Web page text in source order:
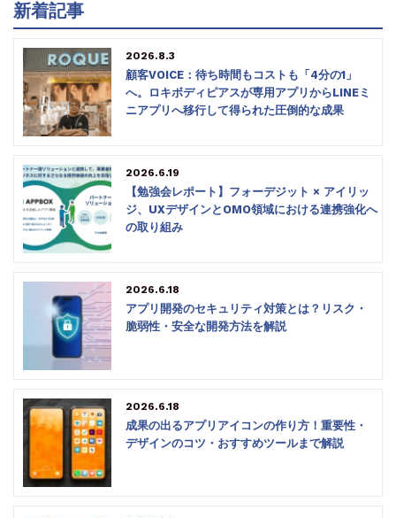
新着記事
2026.8.3
顧客VOICE：待ち時間もコストも「4分の1」
へ。ロキボディピアスが専用アプリからLINEミ
ニアプリへ移行して得られた圧倒的な成果
2026.6.19
【勉強会レポート】フォーデジット × アイリッ
ジ、UXデザインとOMO領域における連携強化へ
の取り組み
2026.6.18
アプリ開発のセキュリティ対策とは？リスク・
脆弱性・安全な開発方法を解説
2026.6.18
成果の出るアプリアイコンの作り方！重要性・
デザインのコツ・おすすめツールまで解説